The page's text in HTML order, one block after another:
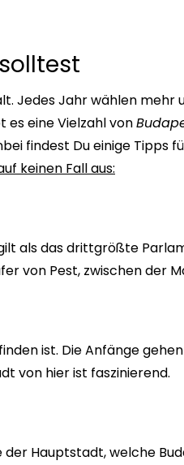
Jedes Jahr wählen
es eine Vielzahl von
findest Du einige Tipps
keinen Fall aus:
als das drittgrößte
von Pest, zwischen der
ist. Die Anfänge
von hier ist faszinierend.
Hauptstadt, welche